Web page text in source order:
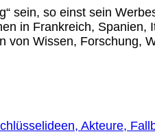
sein, so einst sein
in Frankreich,
Wissen, Forschung,
Akteure,